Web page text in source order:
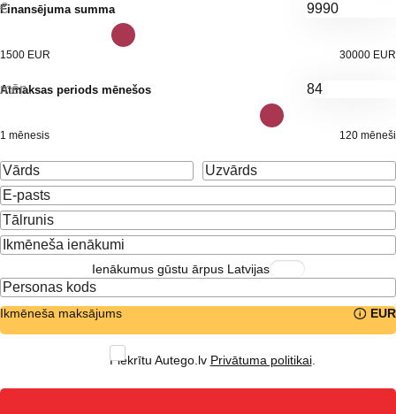
Finansējuma summa
€
1500 EUR 30000 EUR
Atmaksas periods mēnešos
mēn.
1 mēnesis 120 mēneši
Ienākumus gūstu ārpus Latvijas
Ikmēneša maksājums EUR
Piekrītu Autego.lv Privātuma politikai.